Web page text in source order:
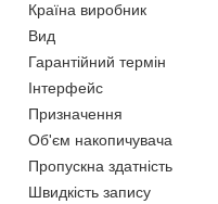
Країна виробник
Вид
Гарантійний термін
Інтерфейс
Призначення
Об'єм накопичувача
Пропускна здатність
Швидкість запису